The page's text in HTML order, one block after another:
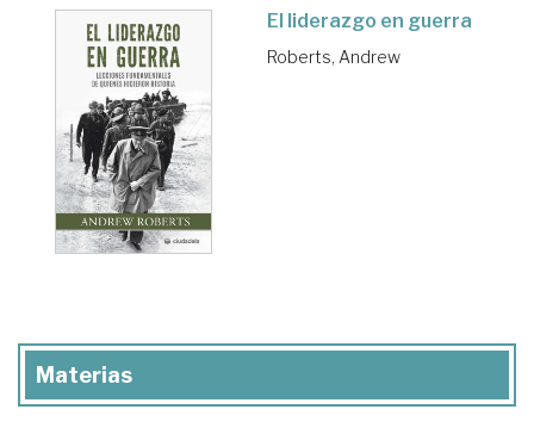
El liderazgo en guerra
Roberts, Andrew
Materias